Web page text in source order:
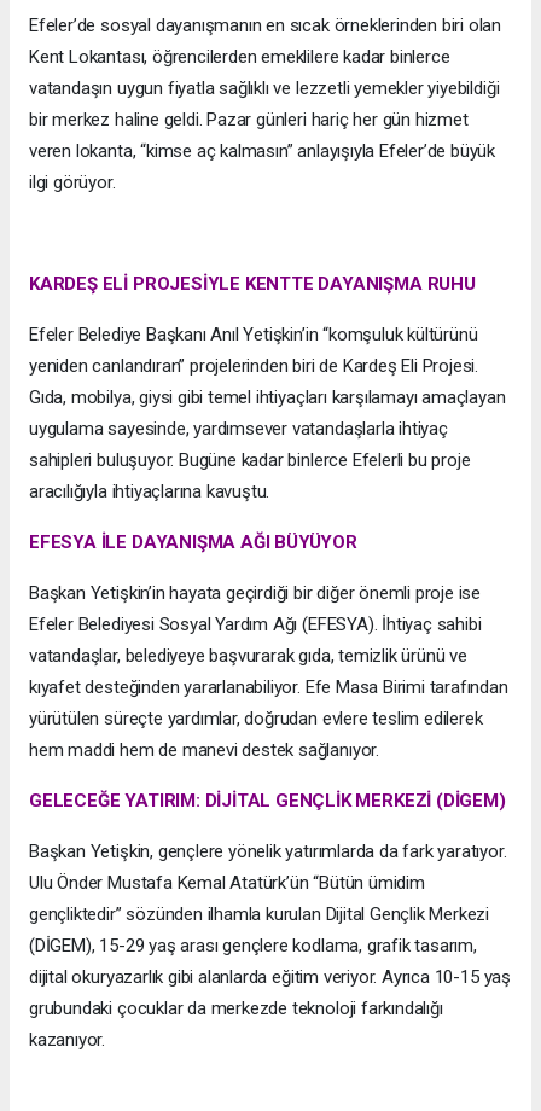
Efeler’de sosyal dayanışmanın en sıcak örneklerinden biri olan
Kent Lokantası, öğrencilerden emeklilere kadar binlerce
vatandaşın uygun fiyatla sağlıklı ve lezzetli yemekler yiyebildiği
bir merkez haline geldi. Pazar günleri hariç her gün hizmet
veren lokanta, “kimse aç kalmasın” anlayışıyla Efeler’de büyük
ilgi görüyor.
KARDEŞ ELİ PROJESİYLE KENTTE DAYANIŞMA RUHU
Efeler Belediye Başkanı Anıl Yetişkin’in “komşuluk kültürünü
yeniden canlandıran” projelerinden biri de Kardeş Eli Projesi.
Gıda, mobilya, giysi gibi temel ihtiyaçları karşılamayı amaçlayan
uygulama sayesinde, yardımsever vatandaşlarla ihtiyaç
sahipleri buluşuyor. Bugüne kadar binlerce Efelerli bu proje
aracılığıyla ihtiyaçlarına kavuştu.
EFESYA İLE DAYANIŞMA AĞI BÜYÜYOR
Başkan Yetişkin’in hayata geçirdiği bir diğer önemli proje ise
Efeler Belediyesi Sosyal Yardım Ağı (EFESYA). İhtiyaç sahibi
vatandaşlar, belediyeye başvurarak gıda, temizlik ürünü ve
kıyafet desteğinden yararlanabiliyor. Efe Masa Birimi tarafından
yürütülen süreçte yardımlar, doğrudan evlere teslim edilerek
hem maddi hem de manevi destek sağlanıyor.
GELECEĞE YATIRIM: DİJİTAL GENÇLİK MERKEZİ (DİGEM)
Başkan Yetişkin, gençlere yönelik yatırımlarda da fark yaratıyor.
Ulu Önder Mustafa Kemal Atatürk’ün “Bütün ümidim
gençliktedir” sözünden ilhamla kurulan Dijital Gençlik Merkezi
(DİGEM), 15-29 yaş arası gençlere kodlama, grafik tasarım,
dijital okuryazarlık gibi alanlarda eğitim veriyor. Ayrıca 10-15 yaş
grubundaki çocuklar da merkezde teknoloji farkındalığı
kazanıyor.